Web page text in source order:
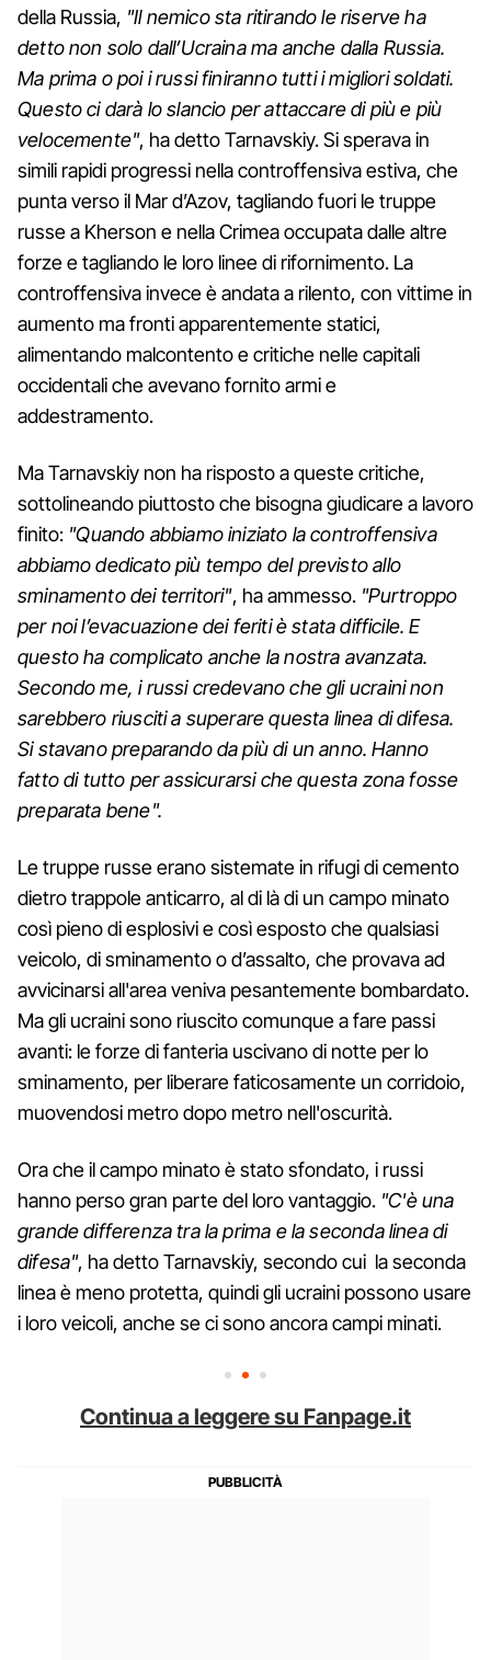
della Russia, "Il nemico sta ritirando le riserve ha
detto non solo dall’Ucraina ma anche dalla Russia.
Ma prima o poi i russi finiranno tutti i migliori soldati.
Questo ci darà lo slancio per attaccare di più e più
velocemente", ha detto Tarnavskiy. Si sperava in
simili rapidi progressi nella controffensiva estiva, che
punta verso il Mar d’Azov, tagliando fuori le truppe
russe a Kherson e nella Crimea occupata dalle altre
forze e tagliando le loro linee di rifornimento. La
controffensiva invece è andata a rilento, con vittime in
aumento ma fronti apparentemente statici,
alimentando malcontento e critiche nelle capitali
occidentali che avevano fornito armi e
addestramento.
Ma Tarnavskiy non ha risposto a queste critiche,
sottolineando piuttosto che bisogna giudicare a lavoro
finito: "Quando abbiamo iniziato la controffensiva
abbiamo dedicato più tempo del previsto allo
sminamento dei territori", ha ammesso. "Purtroppo
per noi l’evacuazione dei feriti è stata difficile. E
questo ha complicato anche la nostra avanzata.
Secondo me, i russi credevano che gli ucraini non
sarebbero riusciti a superare questa linea di difesa.
Si stavano preparando da più di un anno. Hanno
fatto di tutto per assicurarsi che questa zona fosse
preparata bene".
Le truppe russe erano sistemate in rifugi di cemento
dietro trappole anticarro, al di là di un campo minato
così pieno di esplosivi e così esposto che qualsiasi
veicolo, di sminamento o d’assalto, che provava ad
avvicinarsi all'area veniva pesantemente bombardato.
Ma gli ucraini sono riuscito comunque a fare passi
avanti: le forze di fanteria uscivano di notte per lo
sminamento, per liberare faticosamente un corridoio,
muovendosi metro dopo metro nell'oscurità.
Ora che il campo minato è stato sfondato, i russi
hanno perso gran parte del loro vantaggio. "C'è una
grande differenza tra la prima e la seconda linea di
difesa", ha detto Tarnavskiy, secondo cui la seconda
linea è meno protetta, quindi gli ucraini possono usare
i loro veicoli, anche se ci sono ancora campi minati.
Continua a leggere su Fanpage.it